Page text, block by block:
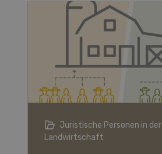
Juristische Personen in der
Landwirtschaft